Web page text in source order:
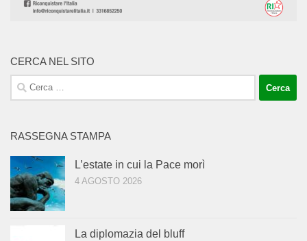
CERCA NEL SITO
Ricerca
per:
RASSEGNA STAMPA
L’estate in cui la Pace morì
4 AGOSTO 2026
La diplomazia del bluff